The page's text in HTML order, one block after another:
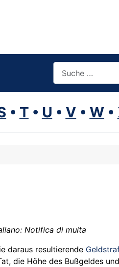
• T• U • V • W•
Notifica di multa
daraus resultierende
die Höhe des Bußgeldes